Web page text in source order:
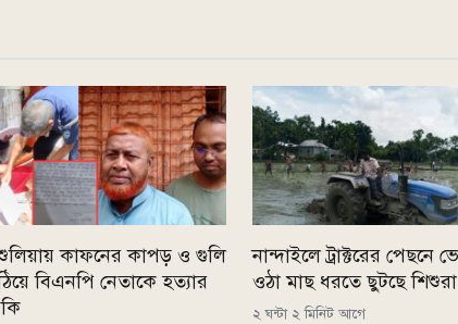
কাফনের কাপড় ও গুলি
বিএনপি নেতাকে হত্যার
নান্দাইলে ট্রাক্টরের পেছনে
ওঠা মাছ ধরতে ছুটছে শিশুরা
২ ঘন্টা ২ মিনিট আগে